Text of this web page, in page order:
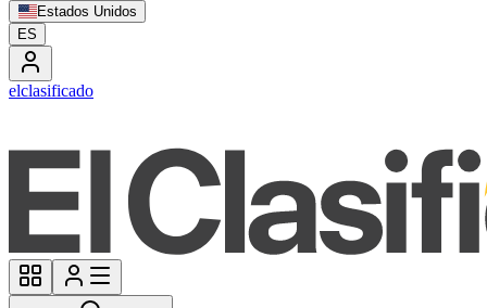
Estados Unidos
ES
elclasificado